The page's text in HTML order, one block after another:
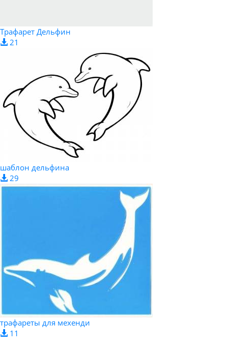
Трафарет Дельфин
21
шаблон дельфина
29
трафареты для мехенди
11